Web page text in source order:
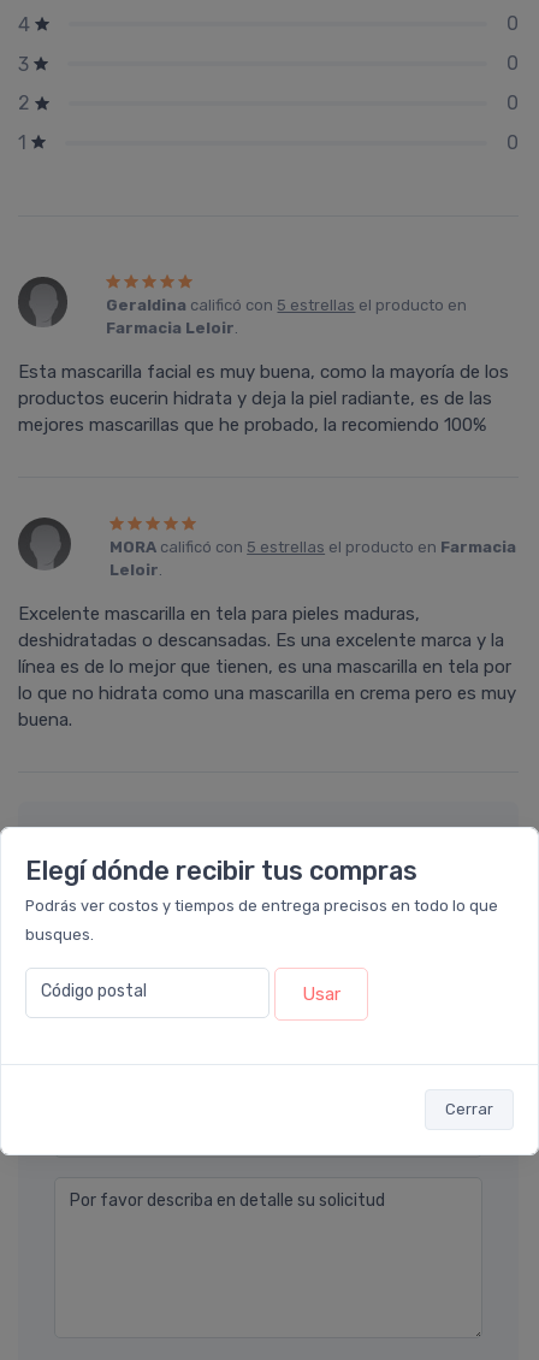
Elegí dónde recibir tus compras
Podrás ver costos y tiempos de entrega precisos en todo lo que
busques.
Código postal Usar
Cerrar
4
0
3
0
2
0
1
0
Geraldina calificó con 5 estrellas el producto en
Farmacia Leloir.
Esta mascarilla facial es muy buena, como la mayoría de los
productos eucerin hidrata y deja la piel radiante, es de las
mejores mascarillas que he probado, la recomiendo 100%
MORA calificó con 5 estrellas el producto en Farmacia
Leloir.
Excelente mascarilla en tela para pieles maduras,
deshidratadas o descansadas. Es una excelente marca y la
línea es de lo mejor que tienen, es una mascarilla en tela por
lo que no hidrata como una mascarilla en crema pero es muy
buena.
Déjanos tu consulta
Nombre completo* (ej. Diego Lopez)
Email* (ej. diego.lopez@email.com)
Teléfono
Por favor describa en detalle su solicitud